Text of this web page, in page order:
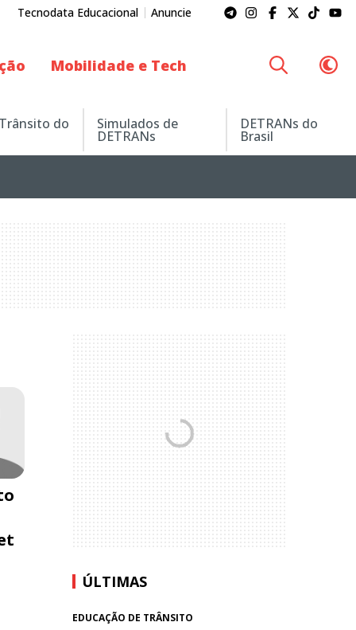
Tecnodata Educacional Anuncie
Mobilidade e Tech
do Simulados de
DETRANs
DETRANs do
Brasil
ÚLTIMAS
EDUCAÇÃO DE TRÂNSITO